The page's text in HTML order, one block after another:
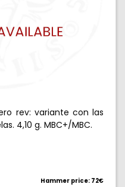
rev: variante con las
4,10 g. MBC+/MBC.
Hammer price: 72€